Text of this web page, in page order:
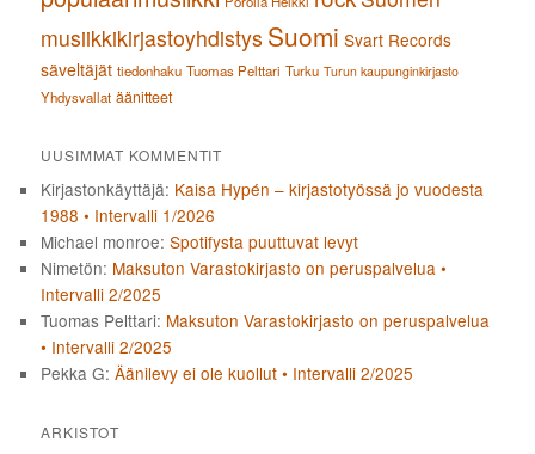
musiikkikirjastoyhdistys Suomi Svart Records
säveltäjät tiedonhaku Tuomas Pelttari Turku Turun kaupunginkirjasto
Yhdysvallat äänitteet
UUSIMMAT KOMMENTIT
Kirjastonkäyttäjä: Kaisa Hypén – kirjastotyössä jo vuodesta
1988 • Intervalli 1/2026
Michael monroe:Spotifysta puuttuvat levyt
Nimetön: Maksuton Varastokirjasto on peruspalvelua •
Intervalli 2/2025
Tuomas Pelttari: Maksuton Varastokirjasto on peruspalvelua
• Intervalli 2/2025
Pekka G:Äänilevy ei ole kuollut • Intervalli 2/2025
ARKISTOT